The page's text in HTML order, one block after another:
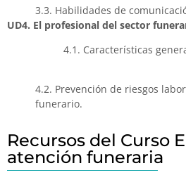
3.3. Habilidades de
UD4. El profesional del sector
4.1. Características
4.2. Prevención de riesgos
funerario.
Recursos del Curso
atención funeraria